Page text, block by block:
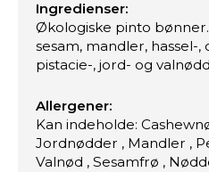
Ingredienser:
Økologiske pinto
sesam, mandler, hassel-,
pistacie-, jord- og
Allergener:
Kan indeholde:
Jordnødder , Mandler ,
Valnød , Sesamfrø ,